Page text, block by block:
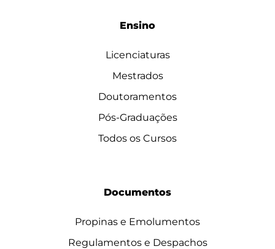
Ensino
Licenciaturas
Mestrados
Doutoramentos
Pós-Graduações
Todos os Cursos
Documentos
Propinas e Emolumentos
Regulamentos e Despachos